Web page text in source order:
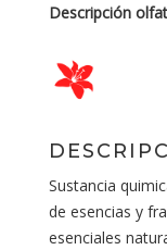
Descripción
Sustancia
de esencias y
esenciales